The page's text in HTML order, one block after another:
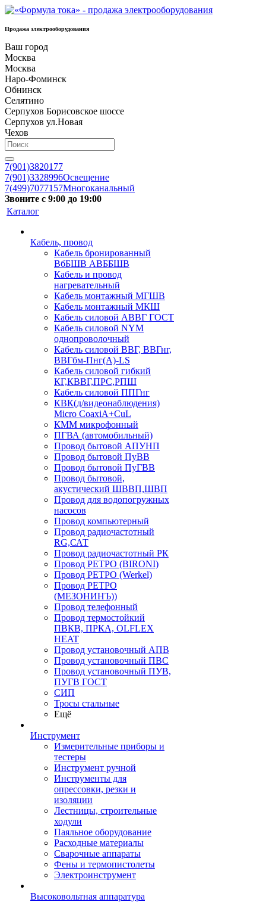
Продажа электрооборудования
Ваш город
Москва
Москва
Наро-Фоминск
Обнинск
Селятино
Серпухов Борисовское шоссе
Серпухов ул.Новая
Чехов
7(901)3820177
7(901)3328996Освещение
7(499)7077157Многоканальный
Звоните с 9:00 до 19:00
Каталог
Кабель, провод
Кабель бронированный
ВбБШВ АВББШВ
Кабель и провод
нагревательный
Кабель монтажный МГШВ
Кабель монтажный МКШ
Кабель силовой АВВГ ГОСТ
Кабель силовой NYM
однопроволочный
Кабель силовой ВВГ, ВВГнг,
ВВГбм-Пнг(А)-LS
Кабель силовой гибкий
КГ,КВВГ,ПРС,РПШ
Кабель силовой ППГнг
КВК(д/видеонаблюдения)
Micro CoaxiA+CuL
КММ микрофонный
ПГВА (автомобильный)
Провод бытовой АПУНП
Провод бытовой ПуВВ
Провод бытовой ПуГВВ
Провод бытовой,
акустический ШВВП,ШВП
Провод для водопогружных
насосов
Провод компьютерный
Провод радиочастотный
RG,САТ
Провод радиочастотный РК
Провод РЕТРО (BIRONI)
Провод РЕТРО (Werkel)
Провод РЕТРО
(МЕЗОНИНЪ))
Провод телефонный
Провод термостойкий
ПВКВ, ПРКА, OLFLEX
HEAT
Провод установочный АПВ
Провод установочный ПВС
Провод установочный ПУВ,
ПУГВ ГОСТ
СИП
Тросы стальные
Ещё
Инструмент
Измерительные приборы и
тестеры
Инструмент ручной
Инструменты для
опрессовки, резки и
изоляции
Лестницы, строительные
ходули
Паяльное оборудование
Расходные материалы
Сварочные аппараты
Фены и термопистолеты
Электроинструмент
Высоковольтная аппаратура